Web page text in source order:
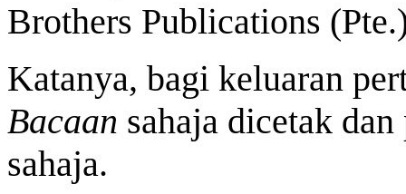
Brothers Publications
Katanya, bagi keluaran
Bacaan sahaja dicetak
sahaja.